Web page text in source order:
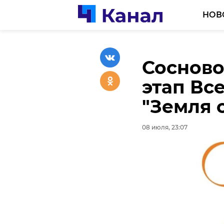
этап
"Земля
08 июля, 23:07
рамки
08 июля, 22:02
Ко Дню
33,5
08 июля, 21:16